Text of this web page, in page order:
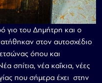
γιο του Δημήτρη και ο
στον αυτοσχέδιο
όπου και
σπίτια, νέα καΐκια, νέες
που σήμερα έχει στην